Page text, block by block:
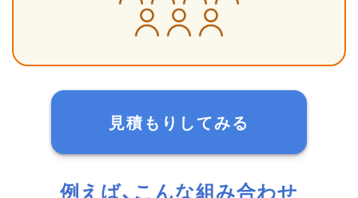
見積もりしてみる
例えば、こんな組み合わせ